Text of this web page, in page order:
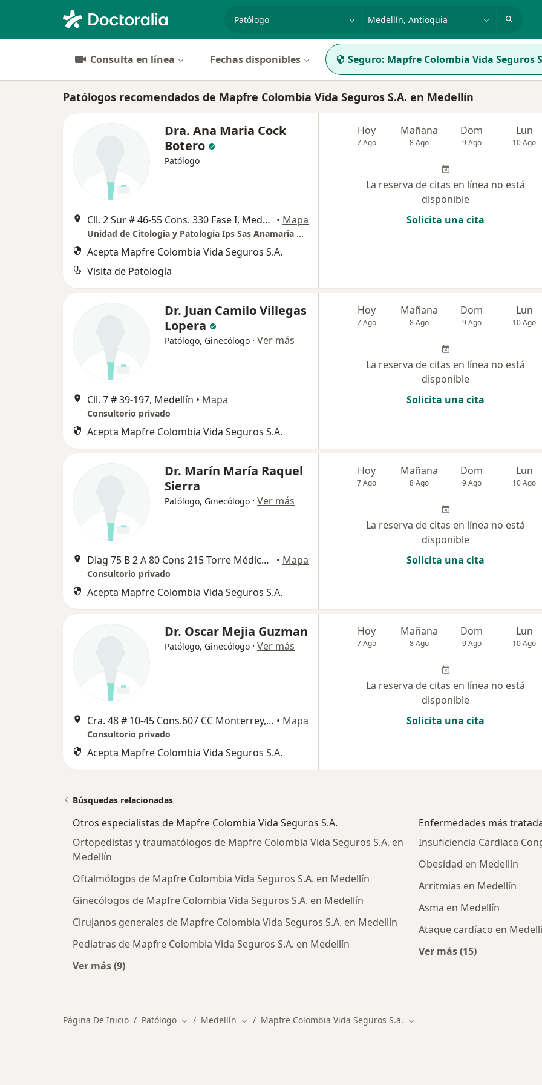
especialidad, enfermedad o nombrep. ej. Bogotá
Consulta en línea Fechas disponibles Seguro: Mapfre Colombia Vida Seguros
Patólogos recomendados de Mapfre Colombia Vida Seguros S.A. en Medellín
Dra. Ana Maria Cock
Botero
Patólogo
Cll. 2 Sur # 46-55 Cons. 330 Fase I, Medellín • Mapa
Unidad de Citologia y Patologia Ips Sas Anamaria Cock Botero
Acepta Mapfre Colombia Vida Seguros S.A.
Visita de Patología
Hoy
7 Ago
Mañana
8 Ago
Dom
9 Ago
Lun
10 Ago
La reserva de citas en línea no está
disponible
Solicita una cita
Dr. Juan Camilo Villegas
Lopera
Patólogo, Ginecólogo · Ver más
Cll. 7 # 39-197, Medellín • Mapa
Consultorio privado
Acepta Mapfre Colombia Vida Seguros S.A.
Hoy
7 Ago
Mañana
8 Ago
Dom
9 Ago
Lun
10 Ago
La reserva de citas en línea no está
disponible
Solicita una cita
Dr. Marín María Raquel
Sierra
Patólogo, Ginecólogo · Ver más
Diag 75 B 2 A 80 Cons 215 Torre Médica Las Américas, Medellín • Mapa
Consultorio privado
Acepta Mapfre Colombia Vida Seguros S.A.
Hoy
7 Ago
Mañana
8 Ago
Dom
9 Ago
Lun
10 Ago
La reserva de citas en línea no está
disponible
Solicita una cita
Dr. Oscar Mejia Guzman
Patólogo, Ginecólogo · Ver más
Cra. 48 # 10-45 Cons.607 CC Monterrey, Medellín • Mapa
Consultorio privado
Acepta Mapfre Colombia Vida Seguros S.A.
Hoy
7 Ago
Mañana
8 Ago
Dom
9 Ago
Lun
10 Ago
La reserva de citas en línea no está
disponible
Solicita una cita
Búsquedas relacionadas
Otros especialistas de Mapfre Colombia Vida Seguros S.A.
Ortopedistas y traumatólogos de Mapfre Colombia Vida Seguros S.A. en
Medellín
Oftalmólogos de Mapfre Colombia Vida Seguros S.A. en Medellín
Ginecólogos de Mapfre Colombia Vida Seguros S.A. en Medellín
Cirujanos generales de Mapfre Colombia Vida Seguros S.A. en Medellín
Pediatras de Mapfre Colombia Vida Seguros S.A. en Medellín
Ver más (9)
Enfermedades más
Insuficiencia Cardiaca
Obesidad en Medellín
Arritmias en Medellín
Asma en Medellín
Ataque cardíaco en
Ver más (15)
Página De Inicio Patólogo Cambiar de ciudad
Medellín Cambiar de ciudad
Mapfre Colombia Vida Seguros S.a. Cambiar de ciudad